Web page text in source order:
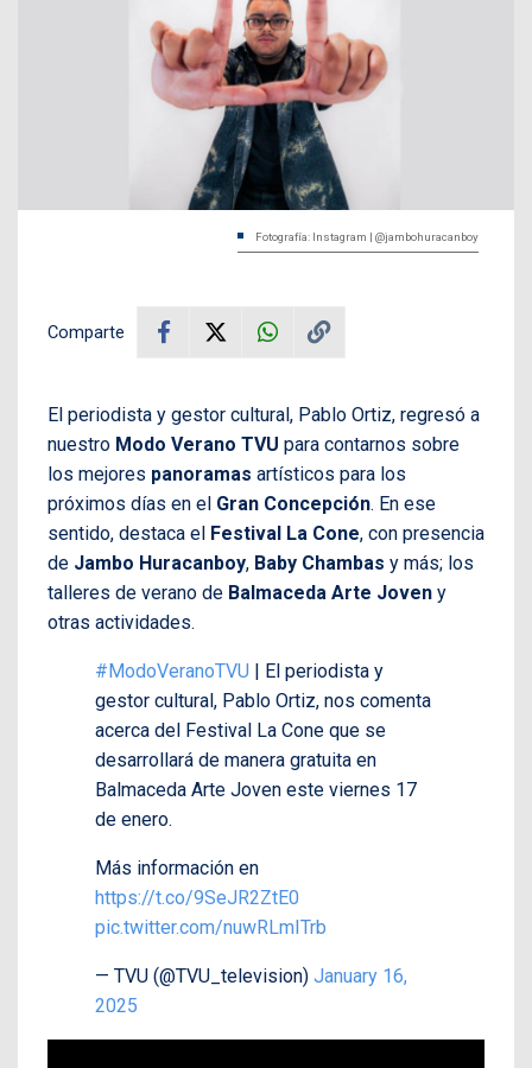
Fotografía: Instagram | @jambohuracanboy
Comparte
El periodista y gestor cultural, Pablo Ortiz, regresó a
nuestro Modo Verano TVU para contarnos sobre
los mejores panoramas artísticos para los
próximos días en el Gran Concepción. En ese
sentido, destaca el Festival La Cone, con presencia
de Jambo Huracanboy, Baby Chambas y más; los
talleres de verano de Balmaceda Arte Joven y
otras actividades.
#ModoVeranoTVU | El periodista y
gestor cultural, Pablo Ortiz, nos comenta
acerca del Festival La Cone que se
desarrollará de manera gratuita en
Balmaceda Arte Joven este viernes 17
de enero.
Más información en
https://t.co/9SeJR2ZtE0
pic.twitter.com/nuwRLmITrb
— TVU (@TVU_television) January 16,
2025